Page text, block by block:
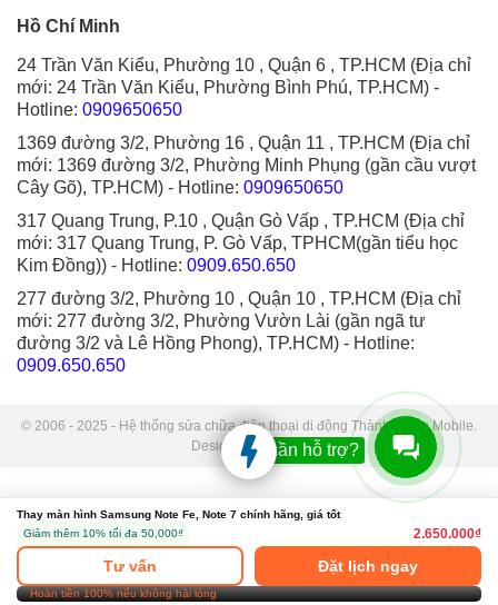
Hồ Chí Minh
24 Trần Văn Kiểu, Phường 10 , Quận 6 , TP.HCM (Địa chỉ
mới: 24 Trần Văn Kiểu, Phường Bình Phú, TP.HCM) -
Hotline: 0909650650
1369 đường 3/2, Phường 16 , Quận 11 , TP.HCM (Địa chỉ
mới: 1369 đường 3/2, Phường Minh Phụng (gần cầu vượt
Cây Gõ), TP.HCM) - Hotline: 0909650650
317 Quang Trung, P.10 , Quận Gò Vấp , TP.HCM (Địa chỉ
mới: 317 Quang Trung, P. Gò Vấp, TPHCM(gần tiểu học
Kim Đồng)) - Hotline: 0909.650.650
277 đường 3/2, Phường 10 , Quận 10 , TP.HCM (Địa chỉ
mới: 277 đường 3/2, Phường Vườn Lài (gần ngã tư
đường 3/2 và Lê Hồng Phong), TP.HCM) - Hotline:
0909.650.650
© 2006 - 2025 - Hệ thống sửa chữa điện thoại di động Thành Trung Mobile.
Designed by Sudo.
Thay màn hình Samsung Note Fe, Note 7 chính hãng, giá tốt
Giảm thêm 10% tối đa 50,000₫
2.650.000₫
Tư vấn Đặt lịch ngay
Hoàn tiền 100% nếu không hài lòng
Bạn cần hỗ trợ?